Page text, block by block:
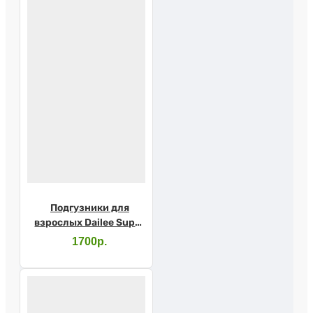
Подгузники для
взрослых Dailee Super
Large №30
1700р.